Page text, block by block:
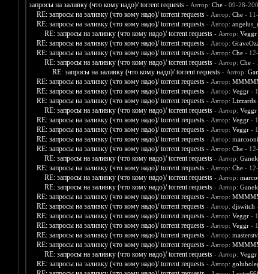
запросы на заливку (что кому надо)/ torrent requests - Автор: Che- 09-28-
RE: запросы на заливку (что кому надо)/ torrent requests - Автор: Che- 11-
RE: запросы на заливку (что кому надо)/ torrent requests - Автор:
RE: запросы на заливку (что кому надо)/ torrent requests - Автор: Veggr
RE: запросы на заливку (что кому надо)/ torrent requests - Автор:
RE: запросы на заливку (что кому надо)/ torrent requests - Автор: Che- 12-
RE: запросы на заливку (что кому надо)/ torrent requests - Автор: Che-
RE: запросы на заливку (что кому надо)/ torrent requests - Автор:
RE: запросы на заливку (что кому надо)/ torrent requests - Автор:
RE: запросы на заливку (что кому надо)/ torrent requests - Автор: Veggr-
RE: запросы на заливку (что кому надо)/ torrent requests - Автор: Lizzards
RE: запросы на заливку (что кому надо)/ torrent requests - Автор: Veggr
RE: запросы на заливку (что кому надо)/ torrent requests - Автор: Veggr-
RE: запросы на заливку (что кому надо)/ torrent requests - Автор: Veggr-
RE: запросы на заливку (что кому надо)/ torrent requests - Автор:
RE: запросы на заливку (что кому надо)/ torrent requests - Автор: Che- 12-
RE: запросы на заливку (что кому надо)/ torrent requests - Автор:
RE: запросы на заливку (что кому надо)/ torrent requests - Автор: Che- 12-
RE: запросы на заливку (что кому надо)/ torrent requests - Автор:
RE: запросы на заливку (что кому надо)/ torrent requests - Автор:
RE: запросы на заливку (что кому надо)/ torrent requests - Автор:
RE: запросы на заливку (что кому надо)/ torrent requests - Автор: djswitch
RE: запросы на заливку (что кому надо)/ torrent requests - Автор: Veggr-
RE: запросы на заливку (что кому надо)/ torrent requests - Автор: Veggr-
RE: запросы на заливку (что кому надо)/ torrent requests - Автор:
RE: запросы на заливку (что кому надо)/ torrent requests - Автор:
RE: запросы на заливку (что кому надо)/ torrent requests - Автор: Veggr
RE: запросы на заливку (что кому надо)/ torrent requests - Автор: